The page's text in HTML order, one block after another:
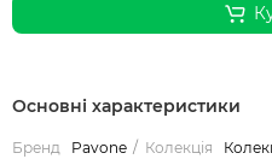
Основні характеристики
Бренд Pavone Колекція